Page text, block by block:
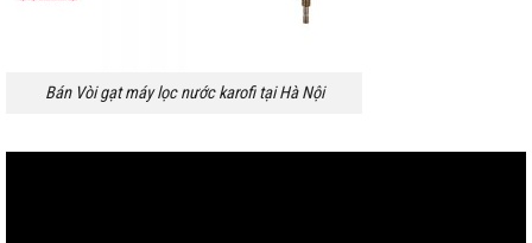
Bán Vòi gạt máy lọc nước karofi tại Hà Nội